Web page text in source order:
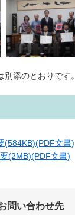
添のとおりです。
(584KB)(PDF文書)
(2MB)(PDF文書)
問い合わせ先